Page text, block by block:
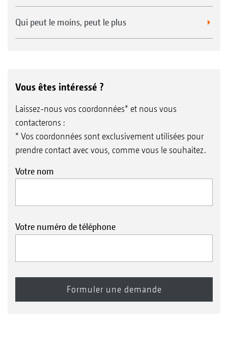
Qui peut le moins, peut le plus
Vous êtes intéressé ?
Laissez-nous vos coordonnées* et nous vous
contacterons :
* Vos coordonnées sont exclusivement utilisées pour
prendre contact avec vous, comme vous le souhaitez.
Votre nom
Votre numéro de téléphone